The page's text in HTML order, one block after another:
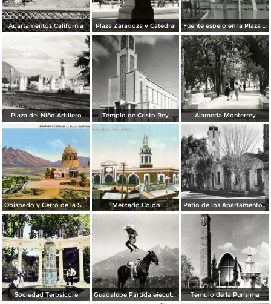
Apartamentos California Plaza Zaragoza y Catedral Fuente espejo en la Plaza Zaragoza
Plaza del Niño Artillero Templo de Cristo Rey Alameda Monterrey
Obispado y Cerro de la Silla Mercado Colón Patio de los Apartamentos Regina
Sociedad Terpsícore Guadalupe Partida ejecutando una charrería con lazo Templo de la Purísima